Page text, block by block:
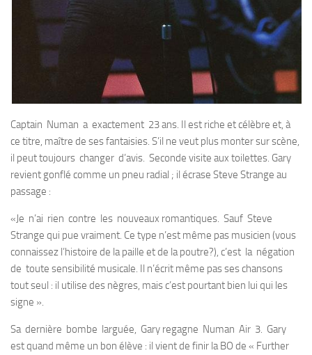
Captain Numan a exactement 23 ans. Il est riche et célèbre et, à
ce titre, maître de ses fantaisies. S’il ne veut plus monter sur scène,
il peut toujours changer d’avis. Seconde visite aux toilettes. Gary
revient gonflé comme un pneu radial ; il écrase Steve Strange au
passage :
«Je n’ai rien contre les nouveaux romantiques. Sauf Steve
Strange qui pue vraiment. Ce type n’est même pas musicien (vous
connaissez l’histoire de la paille et de la pou­tre?), c’est la négation
de toute sensibilité musicale. Il n’écrit même pas ses chansons
tout seul : il utilise des nègres, mais c’est pourtant bien lui qui les
signe ».
Sa dernière bombe larguée, Gary regagne Numan Air 3. Gary
est quand même un bon élève : il vient de finir la BO de « Further